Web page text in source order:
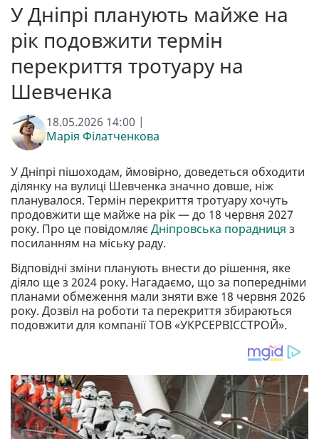
У Дніпрі планують майже на
рік подовжити термін
перекриття тротуару на
Шевченка
18.05.2026 14:00 |
Марія Філатченкова
У Дніпрі пішоходам, ймовірно, доведеться обходити
ділянку на вулиці Шевченка значно довше, ніж
планувалося. Термін перекриття тротуару хочуть
продовжити ще майже на рік — до 18 червня 2027
року. Про це повідомляєДніпровська порадниця з
посиланням на міську раду.
Відповідні зміни планують внести до рішення, яке
діяло ще з 2024 року. Нагадаємо, що за попередніми
планами обмеження мали зняти вже 18 червня 2026
року. Дозвіл на роботи та перекриття збираються
подовжити для компанії ТОВ «УКРСЕРВІССТРОЙ».